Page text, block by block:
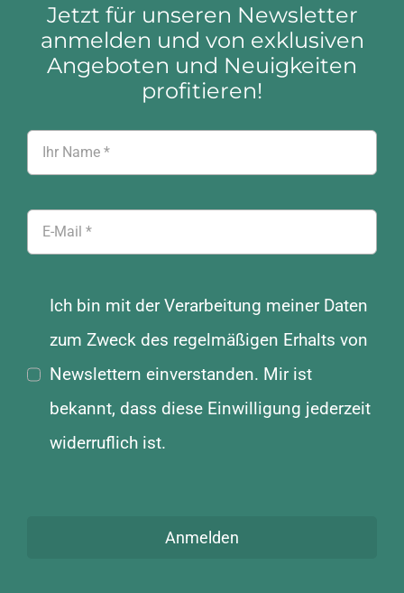
Jetzt für unseren Newsletter
anmelden und von exklusiven
Angeboten und Neuigkeiten
profitieren!
Ich bin mit der Verarbeitung meiner Daten
zum Zweck des regelmäßigen Erhalts von
Newslettern einverstanden. Mir ist
bekannt, dass diese Einwilligung jederzeit
widerruflich ist.
Anmelden